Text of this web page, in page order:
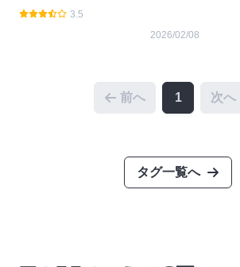
3.5
2026/02/08
前へ 1 次へ
タグ一覧へ